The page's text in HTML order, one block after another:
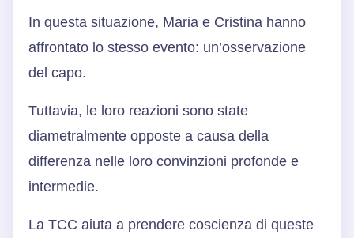
In questa situazione, Maria e Cristina hanno
affrontato lo stesso evento: un’osservazione
del capo.
Tuttavia, le loro reazioni sono state
diametralmente opposte a causa della
differenza nelle loro convinzioni profonde e
intermedie.
La TCC aiuta a prendere coscienza di queste